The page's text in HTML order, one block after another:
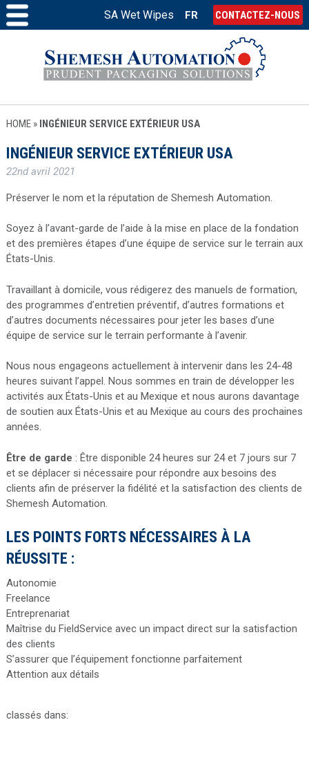
SA Wet Wipes FR CONTACTEZ-NOUS
HOME» INGÉNIEUR SERVICE EXTÉRIEUR USA
INGÉNIEUR SERVICE EXTÉRIEUR USA
22nd avril 2021
Préserver le nom et la réputation de Shemesh Automation.
Soyez à l’avant-garde de l’aide à la mise en place de la fondation
et des premières étapes d’une équipe de service sur le terrain aux
États-Unis.
Travaillant à domicile, vous rédigerez des manuels de formation,
des programmes d’entretien préventif, d’autres formations et
d’autres documents nécessaires pour jeter les bases d’une
équipe de service sur le terrain performante à l’avenir.
Nous nous engageons actuellement à intervenir dans les 24-48
heures suivant l’appel. Nous sommes en train de développer les
activités aux États-Unis et au Mexique et nous aurons davantage
de soutien aux États-Unis et au Mexique au cours des prochaines
années.
Être de garde : Être disponible 24 heures sur 24 et 7 jours sur 7
et se déplacer si nécessaire pour répondre aux besoins des
clients afin de préserver la fidélité et la satisfaction des clients de
Shemesh Automation.
LES POINTS FORTS NÉCESSAIRES À LA
RÉUSSITE :
Autonomie
Freelance
Entreprenariat
Maîtrise du FieldService avec un impact direct sur la satisfaction
des clients
S’assurer que l’équipement fonctionne parfaitement
Attention aux détails
classés dans: